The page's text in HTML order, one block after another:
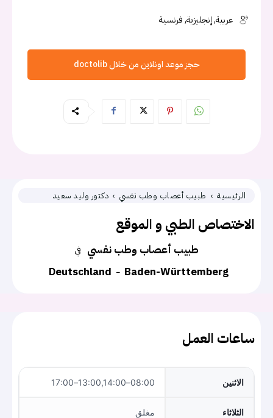
الرئيسية طبيب أعصاب وطب نفسي دكتور وليد سعيد
الاختصاص الطبي و الموقع
في طبيب أعصاب وطب نفسي
Deutschland
Baden-Württemberg
ساعات العمل
الاثنين 08:00–13:00,14:00–17:00
الثلاثاء مغلق
عربية, إنجليزية, فرنسية
حجز موعد اونلاين من خلال doctolib